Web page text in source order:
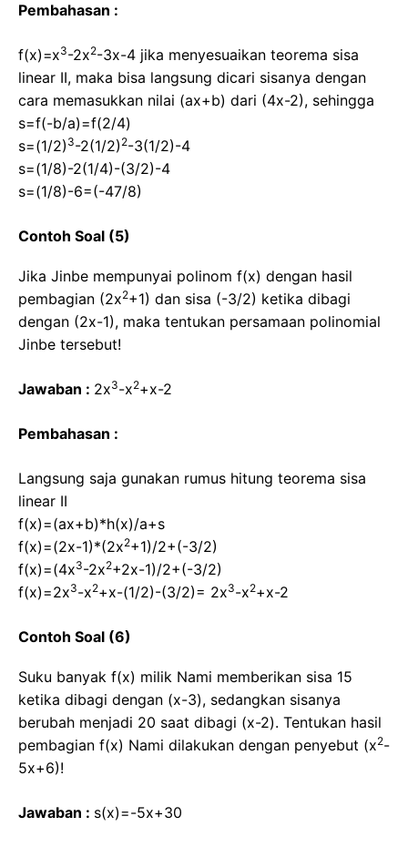
Pembahasan :
f(x)=x3-2x2-3x-4 jika menyesuaikan teorema sisa
linear II, maka bisa langsung dicari sisanya dengan
cara memasukkan nilai (ax+b) dari (4x-2), sehingga
s=f(-b/a)=f(2/4)
s=(1/2) 3-2(1/2) 2-3(1/2)-4
s=(1/8)-2(1/4)-(3/2)-4
s=(1/8)-6=(-47/8)
Contoh Soal (5)
Jika Jinbe mempunyai polinom f(x) dengan hasil
pembagian (2x2+1) dan sisa (-3/2) ketika dibagi
dengan (2x-1), maka tentukan persamaan polinomial
Jinbe tersebut!
Jawaban : 2x3-x2+x-2
Pembahasan :
Langsung saja gunakan rumus hitung teorema sisa
linear II
f(x)=(ax+b)*h(x)/a+s
f(x)=(2x-1)*(2x2+1)/2+(-3/2)
f(x)=(4x3-2x2+2x-1)/2+(-3/2)
f(x)=2x3-x2+x-(1/2)-(3/2)= 2x3-x2+x-2
Contoh Soal (6)
Suku banyak f(x) milik Nami memberikan sisa 15
ketika dibagi dengan (x-3), sedangkan sisanya
berubah menjadi 20 saat dibagi (x-2). Tentukan hasil
pembagian f(x) Nami dilakukan dengan penyebut (x2-
5x+6)!
Jawaban : s(x)=-5x+30